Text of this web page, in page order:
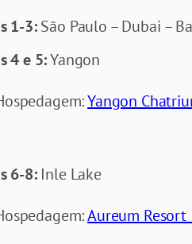
1-3:São Paulo – Dubai –
4 e 5:Yangon
Yangon
6-8:Inle Lake
Aureum Resort